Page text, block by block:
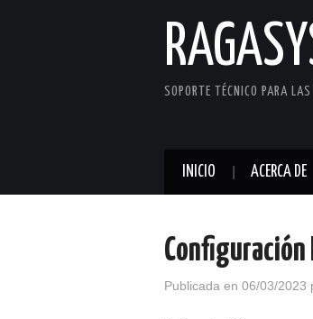
SOPORTE TÉCNICO PARA
INICIO ACERCA DE
Configuración
Publicada en 06/03/2023